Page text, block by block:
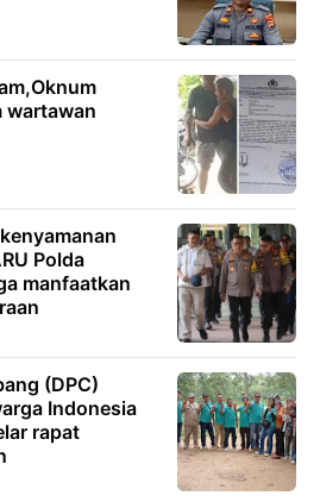
wartawan
Polda
manfaatkan
(DPC)
Indonesia
rapat